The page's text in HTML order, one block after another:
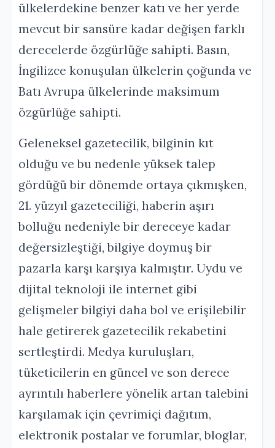
ülkelerdekine benzer katı ve her yerde
mevcut bir sansüre kadar değişen farklı
derecelerde özgürlüğe sahipti. Basın,
İngilizce konuşulan ülkelerin çoğunda ve
Batı Avrupa ülkelerinde maksimum
özgürlüğe sahipti.
Geleneksel gazetecilik, bilginin kıt
olduğu ve bu nedenle yüksek talep
gördüğü bir dönemde ortaya çıkmışken,
21. yüzyıl gazeteciliği, haberin aşırı
bolluğu nedeniyle bir dereceye kadar
değersizleştiği, bilgiye doymuş bir
pazarla karşı karşıya kalmıştır. Uydu ve
dijital teknoloji ile internet gibi
gelişmeler bilgiyi daha bol ve erişilebilir
hale getirerek gazetecilik rekabetini
sertleştirdi. Medya kuruluşları,
tüketicilerin en güncel ve son derece
ayrıntılı haberlere yönelik artan talebini
karşılamak için çevrimiçi dağıtım,
elektronik postalar ve forumlar, bloglar,